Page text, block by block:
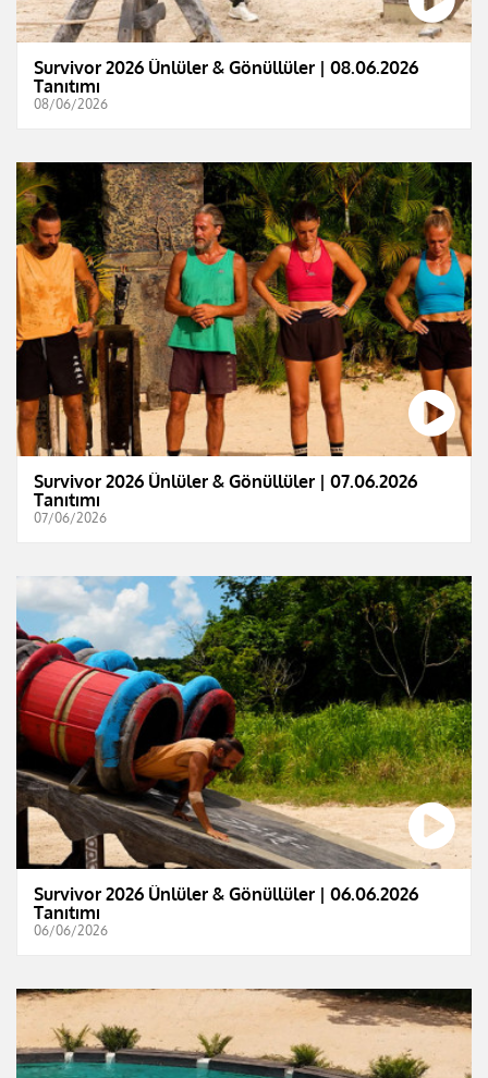
Survivor 2026 Ünlüler & Gönüllüler | 08.06.2026
Tanıtımı
08/06/2026
Survivor 2026 Ünlüler & Gönüllüler | 07.06.2026
Tanıtımı
07/06/2026
Survivor 2026 Ünlüler & Gönüllüler | 06.06.2026
Tanıtımı
06/06/2026